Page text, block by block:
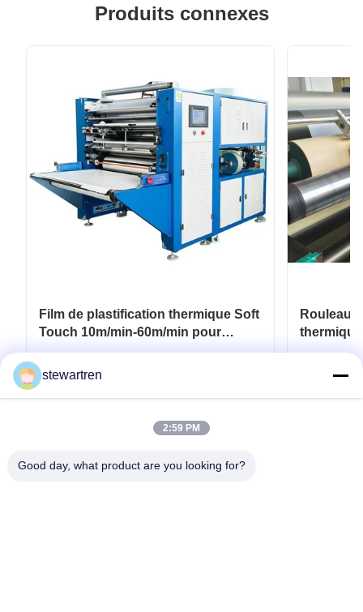
Produits connexes
Film de plastification thermique Soft
Touch 10m/min-60m/min pour
emballage souple
Obtenez le meilleur prix
Rouleau
thermique
pour
de
stewartren
2:59 PM
Good day, what product are you looking for?